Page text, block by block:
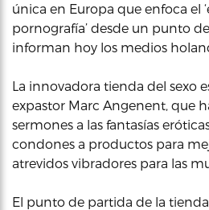
única en Europa que enfoca el
pornografía’ desde un punto de
informan hoy los medios
La innovadora tienda del sexo
expastor Marc Angenent, que
sermones a las fantasías
condones a productos para
atrevidos vibradores para las
El punto de partida de la tienda